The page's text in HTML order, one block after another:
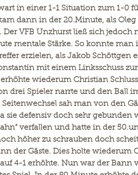
in einer 1-1 Situation zum 1-0
dann in der 20.Minute, als
Der VFB Unzhurst ließ sich
mentale Stärke. So konnte
erzielen, als Jakob Schöttgen
mit einem Linksschuss
wiederum Christian
drei Spieler narrte und den Ball
sah man von den
sie defensiv doch sehr gebunden
verfallen und hatte in der
höher zu schrauben doch
der Gäste. Dies holte wiederum
4-1 erhöhte. Nun war der Bann